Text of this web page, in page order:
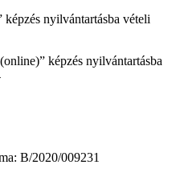
képzés nyilvántartásba vételi
képzés nyilvántartásba
B/2020/009231